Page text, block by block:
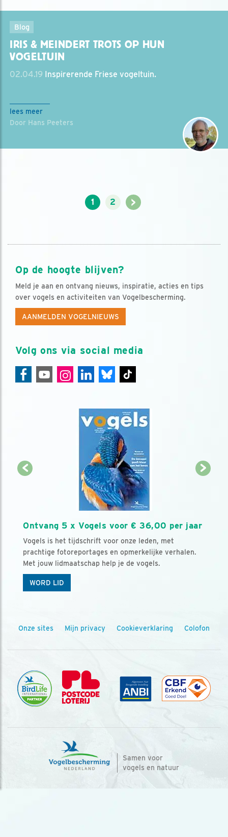
Blog
IRIS & MEINDERT TROTS OP HUN
VOGELTUIN
02.04.19 Inspirerende Friese vogeltuin.
lees meer
Door Hans Peeters
1 2 >
Op de hoogte blijven?
Meld je aan en ontvang nieuws, inspiratie, acties en tips
over vogels en activiteiten van Vogelbescherming.
AANMELDEN VOGELNIEUWS
Volg ons via social media
Ontvang 5 x Vogels voor € 36,00 per jaar
Vogels is het tijdschrift voor onze leden, met
prachtige fotoreportages en opmerkelijke verhalen.
Met jouw lidmaatschap help je de vogels.
WORD LID
Onze sites Mijn privacy Cookieverklaring Colofon
Samen voor
vogels en natuur